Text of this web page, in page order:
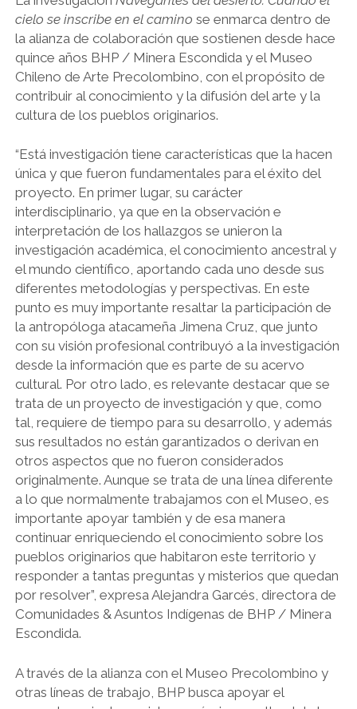
cielo se inscribe en el camino se enmarca dentro de
la alianza de colaboración que sostienen desde hace
quince años BHP / Minera Escondida y el Museo
Chileno de Arte Precolombino, con el propósito de
contribuir al conocimiento y la difusión del arte y la
cultura de los pueblos originarios.
“Está investigación tiene características que la hacen
única y que fueron fundamentales para el éxito del
proyecto. En primer lugar, su carácter
interdisciplinario, ya que en la observación e
interpretación de los hallazgos se unieron la
investigación académica, el conocimiento ancestral y
el mundo científico, aportando cada uno desde sus
diferentes metodologías y perspectivas. En este
punto es muy importante resaltar la participación de
la antropóloga atacameña Jimena Cruz, que junto
con su visión profesional contribuyó a la investigación
desde la información que es parte de su acervo
cultural. Por otro lado, es relevante destacar que se
trata de un proyecto de investigación y que, como
tal, requiere de tiempo para su desarrollo, y además
sus resultados no están garantizados o derivan en
otros aspectos que no fueron considerados
originalmente. Aunque se trata de una línea diferente
a lo que normalmente trabajamos con el Museo, es
importante apoyar también y de esa manera
continuar enriqueciendo el conocimiento sobre los
pueblos originarios que habitaron este territorio y
responder a tantas preguntas y misterios que quedan
por resolver”, expresa Alejandra Garcés, directora de
Comunidades & Asuntos Indígenas de BHP / Minera
Escondida.
A través de la alianza con el Museo Precolombino y
otras líneas de trabajo, BHP busca apoyar el